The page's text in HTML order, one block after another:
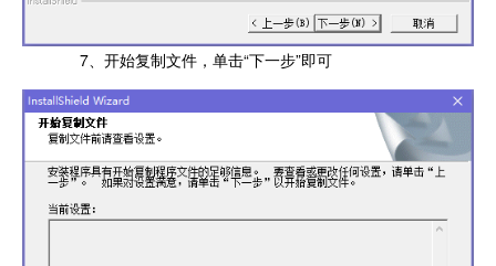
7、开始复制文件，单击“下一步”即可